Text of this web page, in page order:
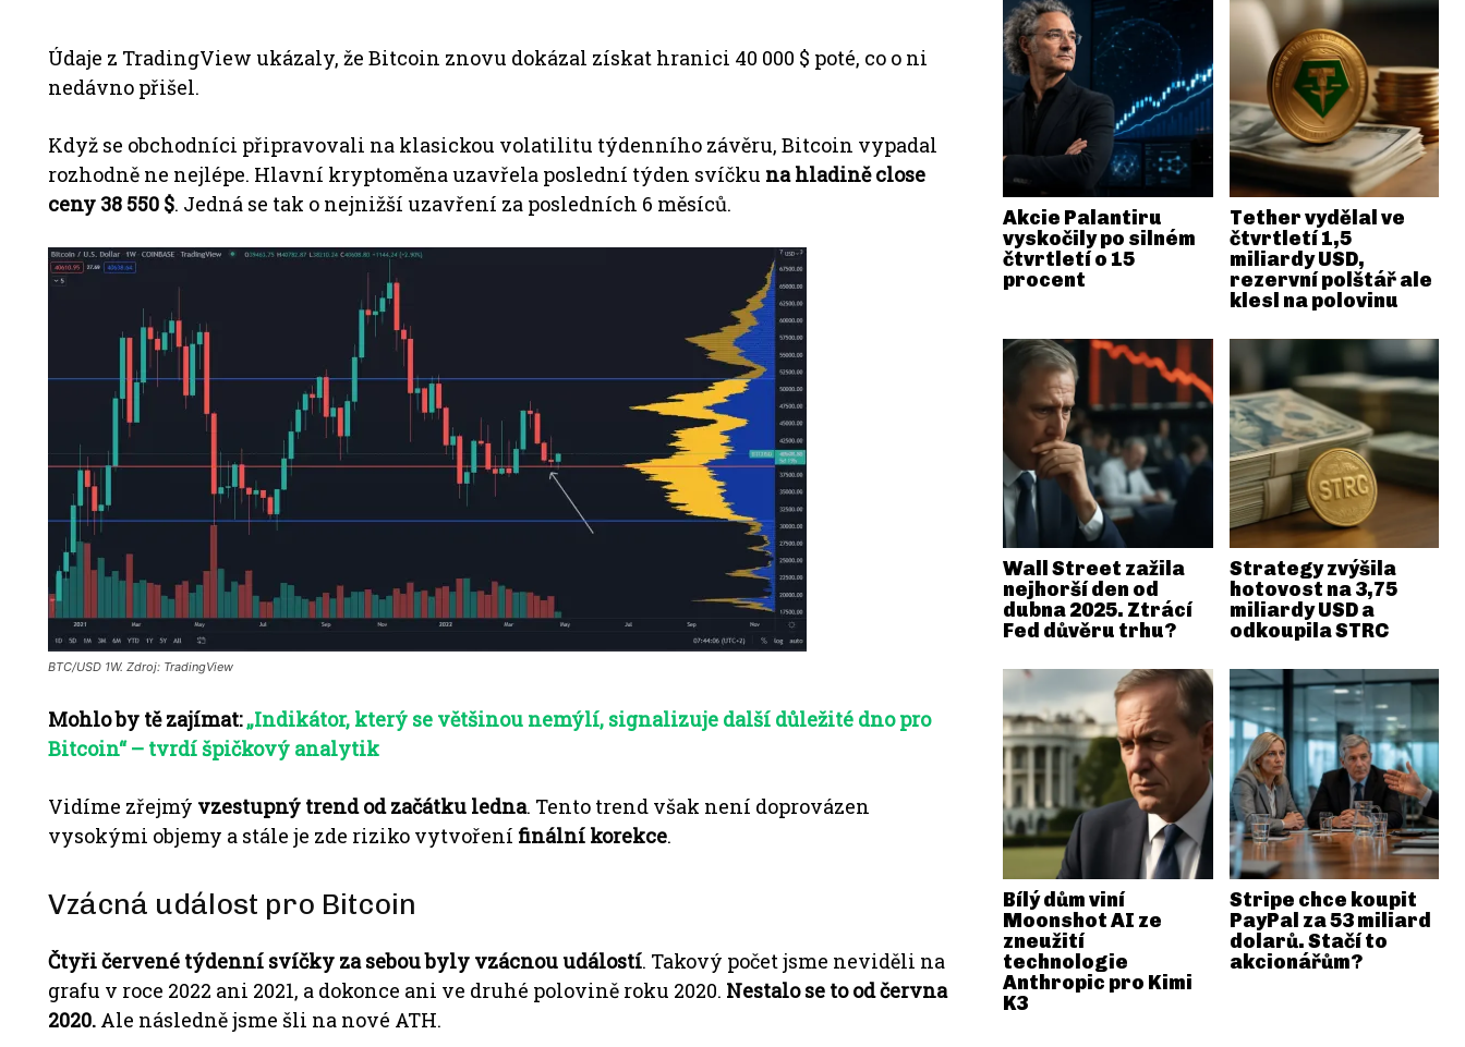
Údaje z TradingView ukázaly, že Bitcoin znovu dokázal získat hranici 40 000 $ poté, co o ni
nedávno přišel.
Když se obchodníci připravovali na klasickou volatilitu týdenního závěru, Bitcoin vypadal
rozhodně ne nejlépe. Hlavní kryptoměna uzavřela poslední týden svíčku na hladině close
ceny 38 550 $. Jedná se tak o nejnižší uzavření za posledních 6 měsíců.
BTC/USD 1W. Zdroj: TradingView
Mohlo by tě zajímat:„Indikátor, který se většinou nemýlí, signalizuje další důležité dno pro
Bitcoin“ – tvrdí špičkový analytik
Vidíme zřejmý vzestupný trend od začátku ledna. Tento trend však není doprovázen
vysokými objemy a stále je zde riziko vytvoření finální korekce.
Vzácná událost pro Bitcoin
Čtyři červené týdenní svíčky za sebou byly vzácnou událostí. Takový počet jsme neviděli na
grafu v roce 2022 ani 2021, a dokonce ani ve druhé polovině roku 2020. Nestalo se to od června
2020. Ale následně jsme šli na nové ATH.
Akcie Palantiru
vyskočily po silném
čtvrtletí o 15
procent
Tether vydělal ve
čtvrtletí 1,5
miliardy USD,
rezervní polštář ale
klesl na polovinu
Wall Street zažila
nejhorší den od
dubna 2025. Ztrácí
Fed důvěru trhu?
Strategy zvýšila
hotovost na 3,75
miliardy USD a
odkoupila STRC
Bílý dům viní
Moonshot AI ze
zneužití
technologie
Anthropic pro Kimi
K3
Stripe chce koupit
PayPal za 53 miliard
dolarů. Stačí to
akcionářům?